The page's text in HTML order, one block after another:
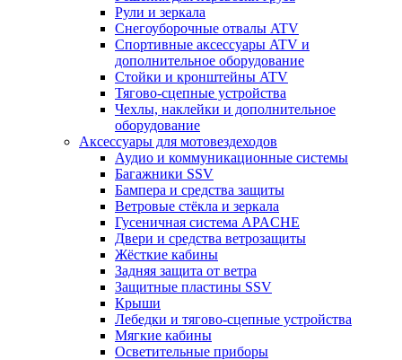
Рули и зеркала
Снегоуборочные отвалы ATV
Спортивные аксессуары ATV и
дополнительное оборудование
Стойки и кронштейны ATV
Тягово-сцепные устройства
Чехлы, наклейки и дополнительное
оборудование
Аксессуары для мотовездеходов
Аудио и коммуникационные системы
Багажники SSV
Бампера и средства защиты
Ветровые стёкла и зеркала
Гусеничная система APACHE
Двери и средства ветрозащиты
Жёсткие кабины
Задняя защита от ветра
Защитные пластины SSV
Крыши
Лебедки и тягово-сцепные устройства
Мягкие кабины
Осветительные приборы